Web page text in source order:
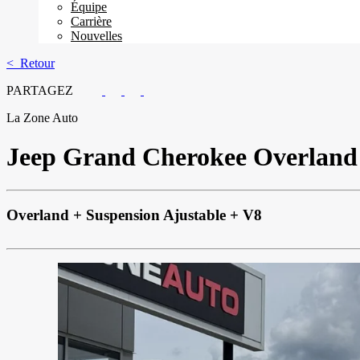
Équipe
Carrière
Nouvelles
< Retour
PARTAGEZ
La Zone Auto
Jeep Grand Cherokee
Overland + Suspension Ajustable + V8